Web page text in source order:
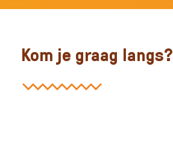
Kom je graag langs?